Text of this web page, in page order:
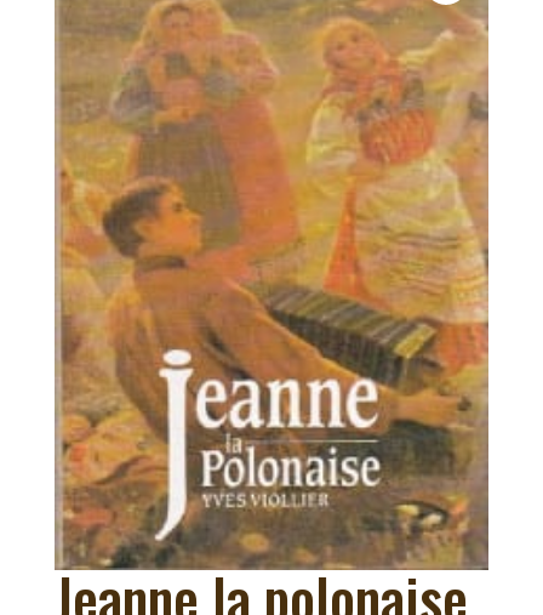
Jeanne la polonaise